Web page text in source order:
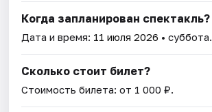
Когда запланирован спектакль?
Дата и время: 11 июля 2026 • суббота.
Сколько стоит билет?
Стоимость билета: от 1 000 ₽.